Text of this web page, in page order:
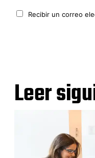
Recibir un correo
Leer